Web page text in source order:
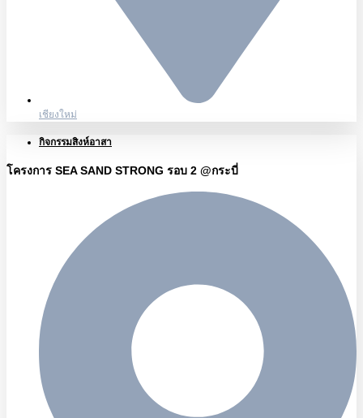
เชียงใหม่
กิจกรรมสิงห์อาสา
โครงการ SEA SAND STRONG รอบ 2 @กระบี่